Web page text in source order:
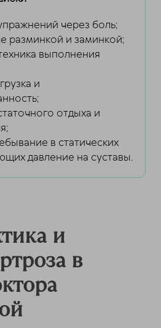
через боль;
разминкой и заминкой;
выполнения
и
отдыха и
в статических
давление на суставы.
и
в